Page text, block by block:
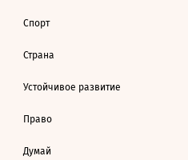
Спорт
Страна
Устойчивое развитие
Право
Думай